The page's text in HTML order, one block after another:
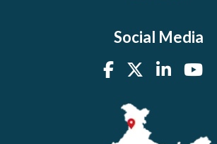
Social Media